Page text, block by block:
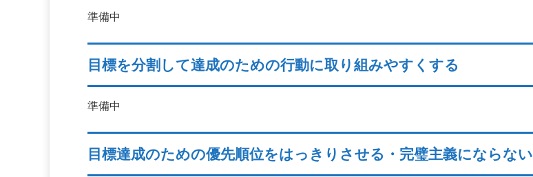
準備中
目標を分割して達成のための行動に取り組みやすくする
準備中
目標達成のための優先順位をはっきりさせる・完璧主義にならない